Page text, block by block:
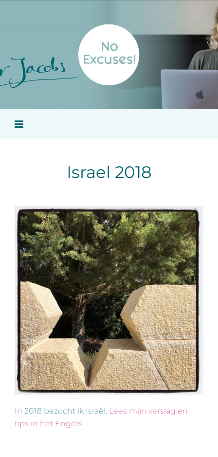
Israel 2018
In 2018 bezocht ik Israël. Lees mijn verslag en
tips in het Engels.